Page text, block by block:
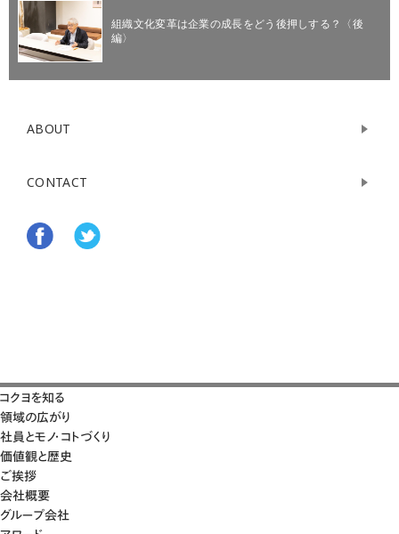
組織文化変革は企業の成長をどう後押しする？〈後
編〉
ABOUT
CONTACT
コクヨを知る
領域の広がり
社員とモノ・コトづくり
価値観と歴史
ご挨拶
会社概要
グループ会社